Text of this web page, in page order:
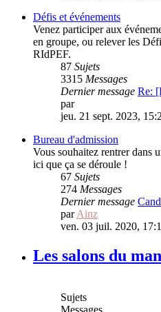
Défis et événements
Venez participer aux
en groupe, ou relever les
RIdPEF.
87 Sujets
3315 Messages
Dernier message Re:
par
jeu. 21 sept. 2023,
Bureau d'admission
Vous souhaitez rentrer dans
ici que ça se déroule !
67 Sujets
274 Messages
Dernier message
parAinz
ven. 03 juil. 2020,
Les salons du
Sujets
Messages